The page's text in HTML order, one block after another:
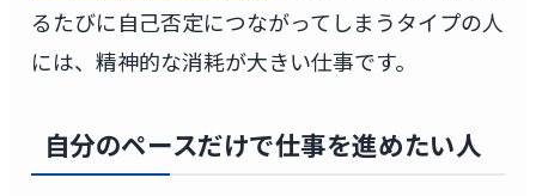
るたびに自己否定につながってしまうタイプの人
には、精神的な消耗が大きい仕事です。
自分のペースだけで仕事を進めたい人